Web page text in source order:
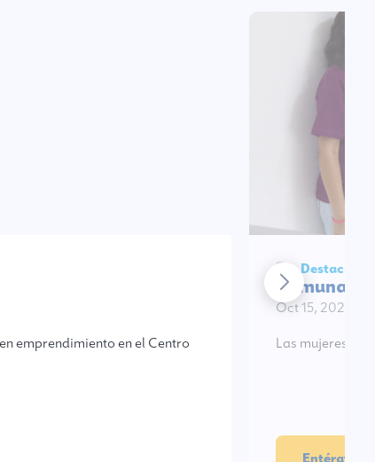
emprendimiento en el Centro
Comuna
Oct 15, 2025
Las mujeres de
Entérate